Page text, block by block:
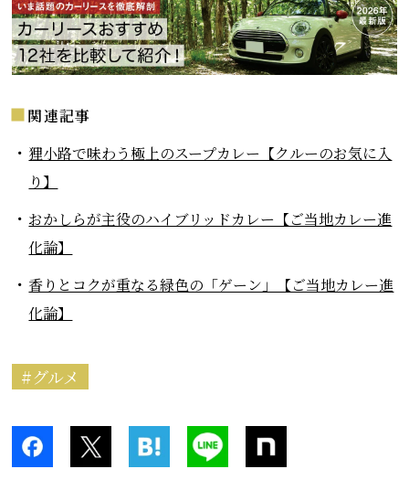
関連記事
狸小路で味わう極上のスープカレー【クルーのお気に入
り】
おかしらが主役のハイブリッドカレー【ご当地カレー進
化論】
香りとコクが重なる緑色の「ゲーン」【ご当地カレー進
化論】
グルメ